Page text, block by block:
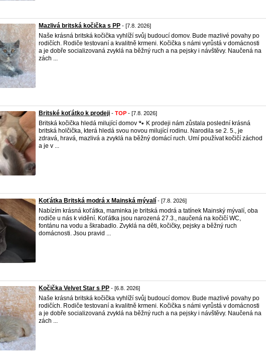
Mazlivá britská kočička s PP - [7.8. 2026]
Naše krásná britská kočička vyhlíží svůj budoucí domov. Bude mazlivé povahy po
rodičích. Rodiče testovaní a kvalitně krmeni. Kočička s námi vyrůstá v domácnosti
a je dobře socializovaná zvyklá na běžný ruch a na pejsky i návštěvy. Naučená na
zách ...
Britské koťátko k prodeji - TOP - [7.8. 2026]
Britská kočička hledá milující domov 🐾 K prodeji nám zůstala poslední krásná
britská holčička, která hledá svou novou milující rodinu. Narodila se 2. 5., je
zdravá, hravá, mazlivá a zvyklá na běžný domácí ruch. Umí používat kočičí záchod
a je v ...
Koťátka Britská modrá x Mainská mývalí - [7.8. 2026]
Nabízím krásná koťátka, maminka je britská modrá a tatínek Mainský mývalí, oba
rodiče u nás k vidění. Koťátka jsou narozená 27.3., naučená na kočičí WC,
fontánu na vodu a škrabadlo. Zvyklá na děti, kočičky, pejsky a běžný ruch
domácnosti. Jsou pravid ...
Kočička Velvet Star s PP - [6.8. 2026]
Naše krásná britská kočička vyhlíží svůj budoucí domov. Bude mazlivé povahy po
rodičích. Rodiče testovaní a kvalitně krmeni. Kočička s námi vyrůstá v domácnosti
a je dobře socializovaná zvyklá na běžný ruch a na pejsky i návštěvy. Naučená na
zách ...